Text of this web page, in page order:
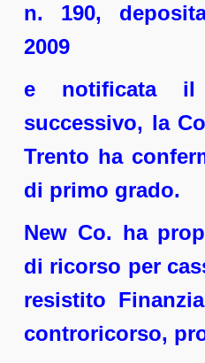
n. 190,
2009
e notificata il
successivo, la
Trento ha
di primo grado.
New Co. ha
di ricorso per
resistito
controricorso,